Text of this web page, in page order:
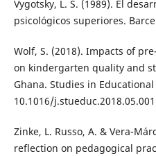
Vygotsky, L. S. (1989). El
psicológicos superiores.
Wolf, S. (2018). Impacts of
on kindergarten quality and
Ghana. Studies in
10.1016/j.stueduc.2018.05.001
Zinke, L. Russo, A. & Vera-
reflection on pedagogical